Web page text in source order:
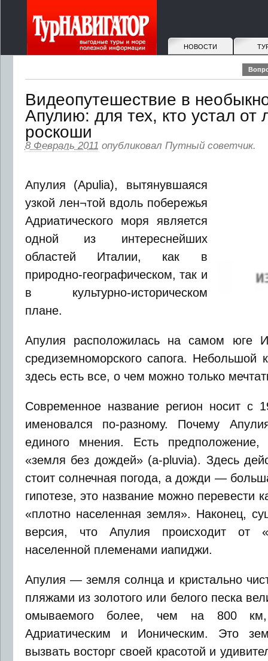
НОВОСТИ
Видеопутешествие в
Апулию: для тех, кто устал от
роскоши
8 Февраль 2011 опубликовал Путный советчик.
Апулия (Apulia), вытянувшаяся
узкой лен¬той вдоль побережья
Адриатического моря является
одной из интереснейших
областей Италии, как в
природно-географическом, так и
в культурно-историческом
плане.
Апулия расположилась на самом юге
средиземноморского сапога. Небольшой
здесь есть все, о чем можно только
Современное название регион носит с
именовался по-разному. Почему
единого мнения. Есть предположение,
«земля без дождей» (a-pluvia). Здесь
стоит солнечная погода, а дожди —
гипотезе, это название можно перевести
«плотно населенная земля». Наконец,
версия, что Апулия происходит от
населенной племенами иапиджи.
Апулия — земля солнца и кристально
пляжами из золотого или белого песка
омываемого более, чем на 800
Адриатическим и Ионическим. Это
вызвать восторг своей красотой и